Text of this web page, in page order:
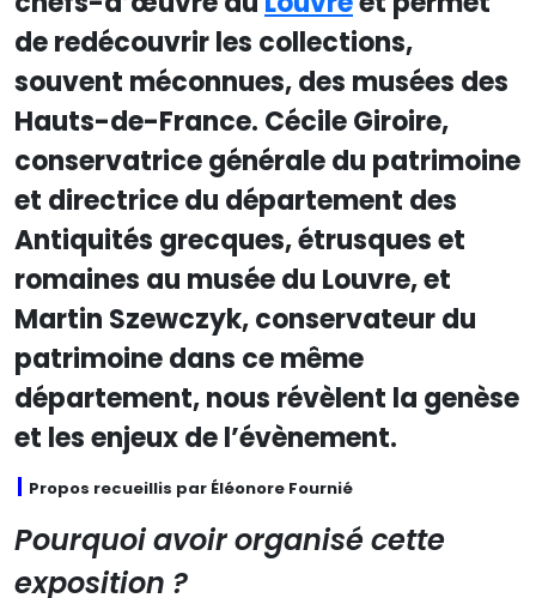
de redécouvrir les collections,
souvent méconnues, des musées des
Hauts-de-France. Cécile Giroire,
conservatrice générale du patrimoine
et directrice du département des
Antiquités grecques, étrusques et
romaines au musée du Louvre, et
Martin Szewczyk, conservateur du
patrimoine dans ce même
département, nous révèlent la genèse
et les enjeux de l’évènement.
Propos recueillis par Éléonore Fournié
Pourquoi avoir organisé cette
exposition ?